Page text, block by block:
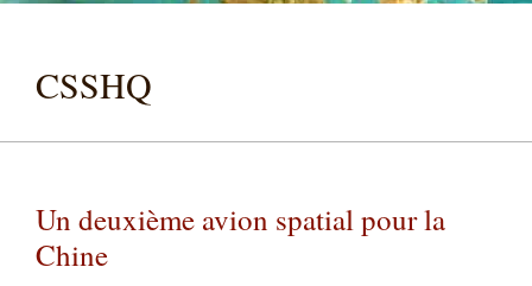
CSSHQ
Un deuxième avion spatial pour la
Chine